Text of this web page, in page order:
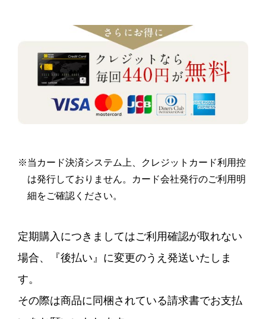
※当カード決済システム上、クレジットカード利用控
は発行しておりません。カード会社発行のご利用明
細をご確認ください。
定期購入につきましてはご利用確認が取れない
場合、『後払い』に変更のうえ発送いたしま
す。
その際は商品に同梱されている請求書でお支払